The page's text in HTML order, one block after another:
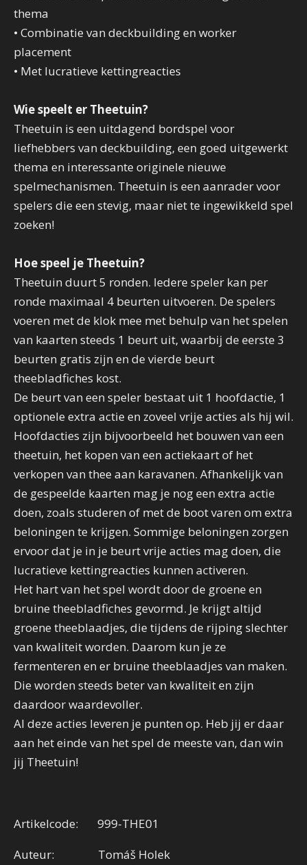
thema
• Combinatie van deckbuilding en worker
placement
• Met lucratieve kettingreacties
Wie speelt er Theetuin?
Theetuin is een uitdagend bordspel voor
liefhebbers van deckbuilding, een goed uitgewerkt
thema en interessante originele nieuwe
spelmechanismen. Theetuin is een aanrader voor
spelers die een stevig, maar niet te ingewikkeld spel
zoeken!
Hoe speel je Theetuin?
Theetuin duurt 5 ronden. Iedere speler kan per
ronde maximaal 4 beurten uitvoeren. De spelers
voeren met de klok mee met behulp van het spelen
van kaarten steeds 1 beurt uit, waarbij de eerste 3
beurten gratis zijn en de vierde beurt
theebladfiches kost.
De beurt van een speler bestaat uit 1 hoofdactie, 1
optionele extra actie en zoveel vrije acties als hij wil.
Hoofdacties zijn bijvoorbeeld het bouwen van een
theetuin, het kopen van een actiekaart of het
verkopen van thee aan karavanen. Afhankelijk van
de gespeelde kaarten mag je nog een extra actie
doen, zoals studeren of met de boot varen om extra
beloningen te krijgen. Sommige beloningen zorgen
ervoor dat je in je beurt vrije acties mag doen, die
lucratieve kettingreacties kunnen activeren.
Het hart van het spel wordt door de groene en
bruine theebladfiches gevormd. Je krijgt altijd
groene theeblaadjes, die tijdens de rijping slechter
van kwaliteit worden. Daarom kun je ze
fermenteren en er bruine theeblaadjes van maken.
Die worden steeds beter van kwaliteit en zijn
daardoor waardevoller.
Al deze acties leveren je punten op. Heb jij er daar
aan het einde van het spel de meeste van, dan win
jij Theetuin!
Artikelcode: 999-THE01
Auteur: Tomáš Holek